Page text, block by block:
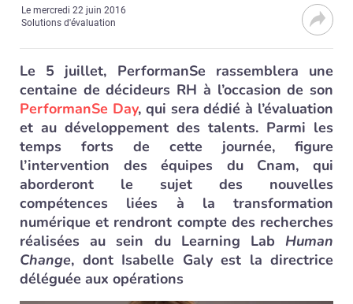
Lemercredi 22 juin 2016
Solutions d'évaluation
Le 5 juillet, PerformanSe rassemblera une
centaine de décideurs RH à l’occasion de son
PerformanSe Day, qui sera dédié à l’évaluation
et au développement des talents. Parmi les
temps forts de cette journée, figure
l’intervention des équipes du Cnam, qui
aborderont le sujet des nouvelles
compétences liées à la transformation
numérique et rendront compte des recherches
réalisées au sein du Learning Lab Human
Change, dont Isabelle Galy est la directrice
déléguée aux opérations